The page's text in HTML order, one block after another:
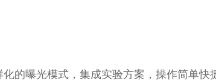
的曝光模式，集成实验方案，操作简单快